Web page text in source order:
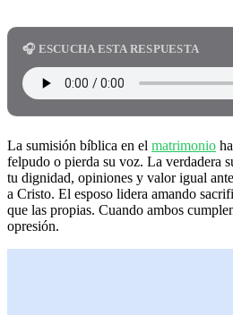
🎧 ESCUCHA ESTA RESPUESTA
La sumisión bíblica en el matrimonio
felpudo o pierda su voz. La verdadera
tu dignidad, opiniones y valor igual
a Cristo. El esposo lidera amando
que las propias. Cuando ambos
opresión.